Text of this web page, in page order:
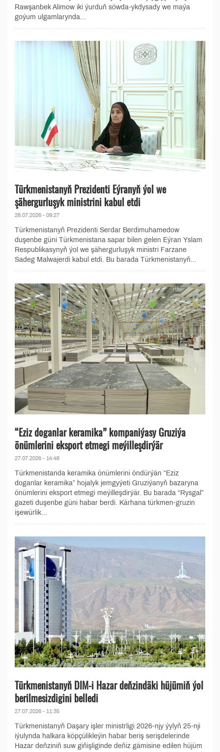
Rawşanbek Alimow iki ýurduň söwda-ykdysady we maýa
goýum ulgamlarynda...
Türkmenistanyň Prezidenti Eýranyň ýol we
şähergurluşyk ministrini kabul etdi
28.07.2026 - 09:27
Türkmenistanyň Prezidenti Serdar Berdimuhamedow
duşenbe güni Türkmenistana sapar bilen gelen Eýran Yslam
Respublikasynyň ýol we şähergurluşyk ministri Farzane
Sadeg Malwajerdi kabul etdi. Bu barada Türkmenistanyň...
“Eziz doganlar keramika” kompaniýasy Gruziýa
önümlerini eksport etmegi meýilleşdirýär
27.07.2026 - 14:48
Türkmenistanda keramika önümlerini öndürýän “Eziz
doganlar keramika” hojalyk jemgyýeti Gruziýanyň bazaryna
önümlerini eksport etmegi meýilleşdirýär. Bu barada “Rysgal”
gazeti duşenbe güni habar berdi. Kärhana türkmen-gruzin
işewürlik...
Türkmenistanyň DIM-i Hazar deňzindäki hüjümiň ýol
berilmesizdigini belledi
27.07.2026 - 11:35
Türkmenistanyň Daşary işler ministrligi 2026-njy ýylyň 25-nji
iýulynda halkara köpçülikleýin habar beriş serişdelerinde
Hazar deňziniň suw giňişliginde deňiz gämisine edilen hüjüm